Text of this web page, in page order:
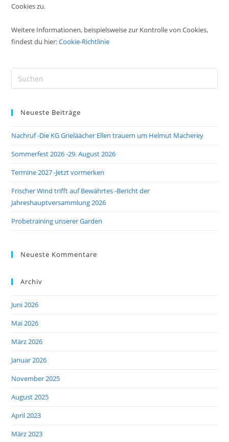
Cookies zu.
Weitere Informationen, beispielsweise zur Kontrolle von Cookies,
findest du hier:Cookie-Richtlinie
Neueste Beiträge
Nachruf -Die KG Grieläächer Ellen trauern um Helmut Macherey
Sommerfest 2026 -29. August 2026
Termine 2027 -Jetzt vormerken
Frischer Wind trifft auf Bewährtes -Bericht der
Jahreshauptversammlung 2026
Probetraining unserer Garden
Neueste Kommentare
Archiv
Juni 2026
Mai 2026
März 2026
Januar 2026
November 2025
August 2025
April 2023
März 2023